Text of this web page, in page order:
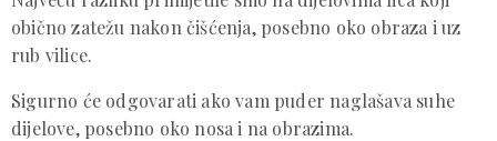
obično zatežu nakon čišćenja, posebno oko obraza i uz
rub vilice.
Sigurno će odgovarati ako vam puder naglašava suhe
dijelove, posebno oko nosa i na obrazima.